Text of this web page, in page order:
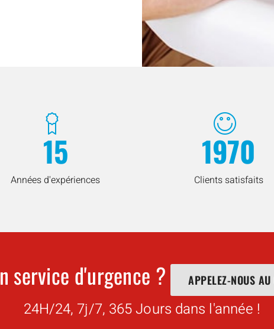
15
Années d'expériences
1970
Clients satisfaits
service d'urgence ? APPELEZ-NOUS AU
24H/24, 7j/7, 365 Jours dans l'année !